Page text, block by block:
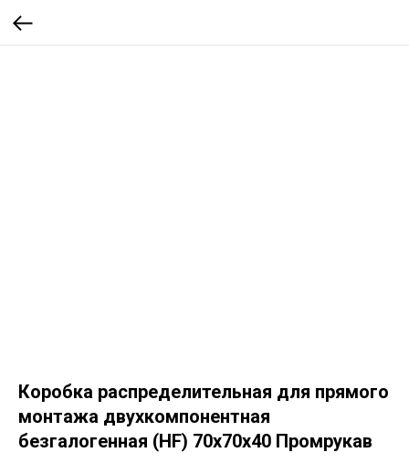
Коробка распределительная для прямого
монтажа двухкомпонентная
безгалогенная (HF) 70х70х40 Промрукав